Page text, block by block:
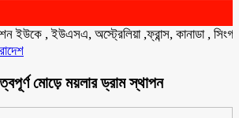
, ইউএসএ, অস্ট্রেলিয়া ,ফ্রান্স, কানাডা , সিংগাপুর ,
মোড়ে ময়লার ড্রাম স্থাপন